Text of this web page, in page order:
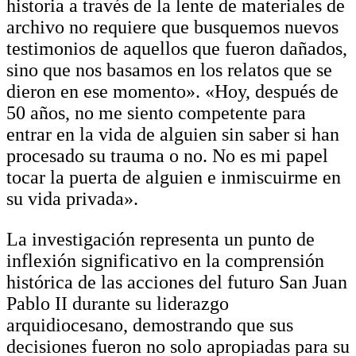
historia a través de la lente de materiales de
archivo no requiere que busquemos nuevos
testimonios de aquellos que fueron dañados,
sino que nos basamos en los relatos que se
dieron en ese momento». «Hoy, después de
50 años, no me siento competente para
entrar en la vida de alguien sin saber si han
procesado su trauma o no. No es mi papel
tocar la puerta de alguien e inmiscuirme en
su vida privada».
La investigación representa un punto de
inflexión significativo en la comprensión
histórica de las acciones del futuro San Juan
Pablo II durante su liderazgo
arquidiocesano, demostrando que sus
decisiones fueron no solo apropiadas para su